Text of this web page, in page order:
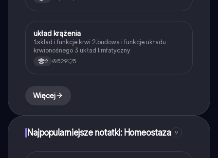
stałe warunki wewnętrzne, takie jak temperatura
Biologia
układ krążenia
1.sklad i funkcje krwi 2.budowa i funkcje układu
krwionośnego 3.układ limfatyczny
2 529 5
Więcej
Najpopularniejsze notatki: Homeostaza 9